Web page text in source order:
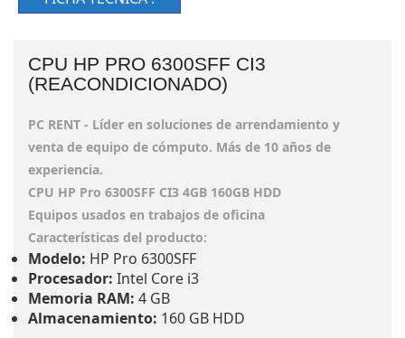
(REACONDICIONADO)
venta de equipo de cómputo. Más de 10 años de
experiencia.
CPU HP Pro 6300SFF CI3 4GB 160GB HDD
Equipos usados en trabajos de oficina
Características del producto:
Modelo:HP Pro 6300SFF
Procesador: Intel Core i3
Memoria RAM:4 GB
Almacenamiento:160 GB HDD